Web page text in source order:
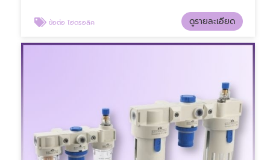
ข้อต่อ ไฮดรอลิค ดูรายละเอียด